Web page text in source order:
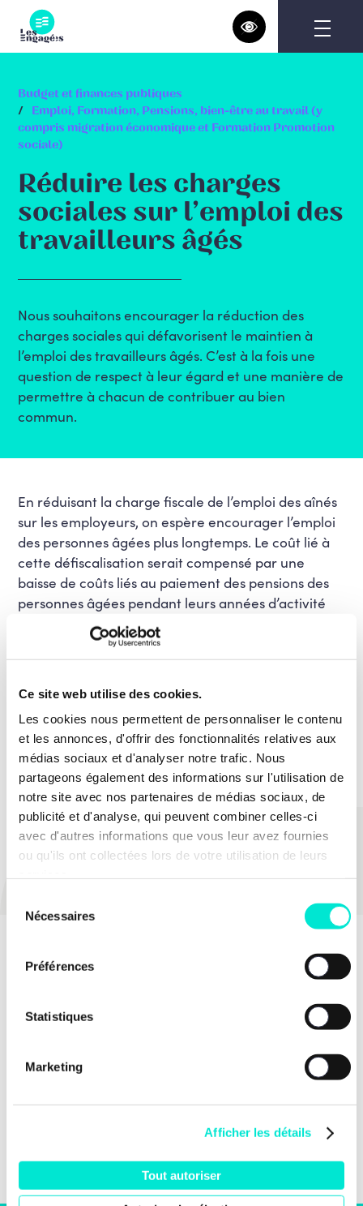
Ce site web utilise des cookies.
Les cookies nous permettent de personnaliser le contenu
et les annonces, d'offrir des fonctionnalités relatives aux
médias sociaux et d'analyser notre trafic. Nous
partageons également des informations sur l'utilisation de
notre site avec nos partenaires de médias sociaux, de
publicité et d'analyse, qui peuvent combiner celles-ci
avec d'autres informations que vous leur avez fournies
ou qu'ils ont collectées lors de votre utilisation de leurs
Nécessaires
Préférences
Statistiques
Marketing
Afficher les détails
Tout autoriser
content
Budget et finances publiques
Emploi, Formation, Pensions, bien-être au travail (y
compris migration économique et Formation Promotion
sociale)
Réduire les charges
sociales sur l’emploi des
travailleurs âgés
Nous souhaitons encourager la réduction des
charges sociales qui défavorisent le maintien à
l’emploi des travailleurs âgés. C’est à la fois une
question de respect à leur égard et une manière de
permettre à chacun de contribuer au bien
commun.
En réduisant la charge fiscale de l’emploi des aînés
sur les employeurs, on espère encourager l’emploi
des personnes âgées plus longtemps. Le coût lié à
cette défiscalisation serait compensé par une
baisse de coûts liés au paiement des pensions des
personnes âgées pendant leurs années d’activité
supplémentaires. Cette proposition viendrait
rejoindre nos autres souhaits concernant nos ainés
travailleurs, telles que la pension graduelle, c’est-à-
travail les années précédant la pension, ou
encore en réaffectant une partie du temps de
travail des aînées et aînés à la transmission de
savoir aux plus jeunes.
PARTAGER